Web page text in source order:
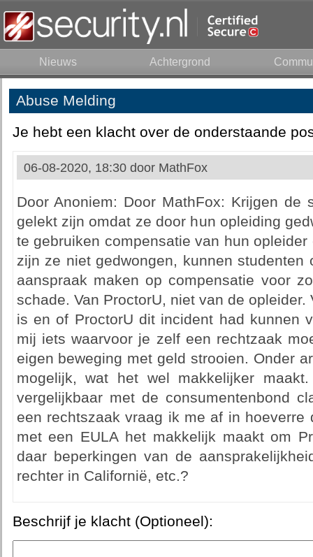
Nieuws Achtergrond
Abuse Melding
Je hebt een klacht over de onderstaande
06-08-2020, 18:30 door MathFox
Door Anoniem: Door MathFox: Krijgen de
gelekt zijn omdat ze door hun opleiding
te gebruiken compensatie van hun
zijn ze niet gedwongen, kunnen studenten
aanspraak maken op compensatie voor
schade. Van ProctorU, niet van de
is en of ProctorU dit incident had kunnen
mij iets waarvoor je zelf een rechtzaak
eigen beweging met geld strooien. Onder
mogelijk, wat het wel makkelijker
vergelijkbaar met de consumentenbond
een rechtszaak vraag ik me af in hoeverre
met een EULA het makkelijk maakt om
daar beperkingen van de
rechter in Californië, etc.?
Beschrijf je klacht (Optioneel):